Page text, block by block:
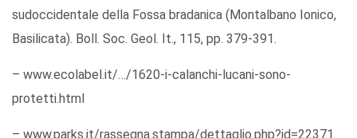
sudoccidentale della Fossa bradanica (Montalbano Ionico,
Basilicata). Boll. Soc. Geol. It., 115, pp. 379-391.
– www.ecolabel.it/…/1620-i-calanchi-lucani-sono-
protetti.html
– www.parks.it/rassegna.stampa/dettaglio.php?id=22371